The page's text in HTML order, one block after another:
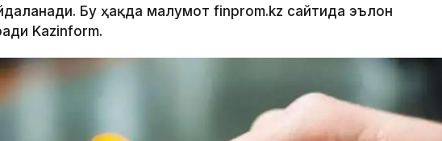
Бу ҳақда малумот finprom.kz сайтида эълон
Kazinform.